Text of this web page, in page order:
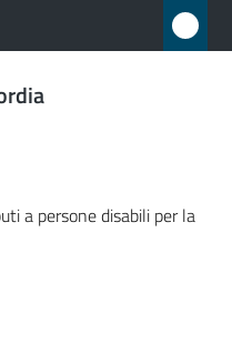
a persone disabili per la